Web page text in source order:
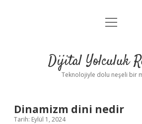
Anasayfa
Yasal Uyarı
menüyü
Dijital Yolculuk
Teknolojiyle dolu neşeli bir
Dinamizm dini nedir
Tarih: Eylül 1, 2024